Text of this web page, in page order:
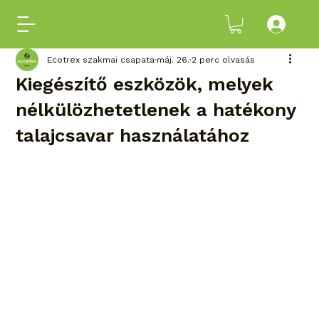
Kiegészítő eszközök, melyek
nélkülözhetetlenek a hatékony
talajcsavar használatához
Ecotrex szakmai csapata máj. 26. 2 perc olvasás